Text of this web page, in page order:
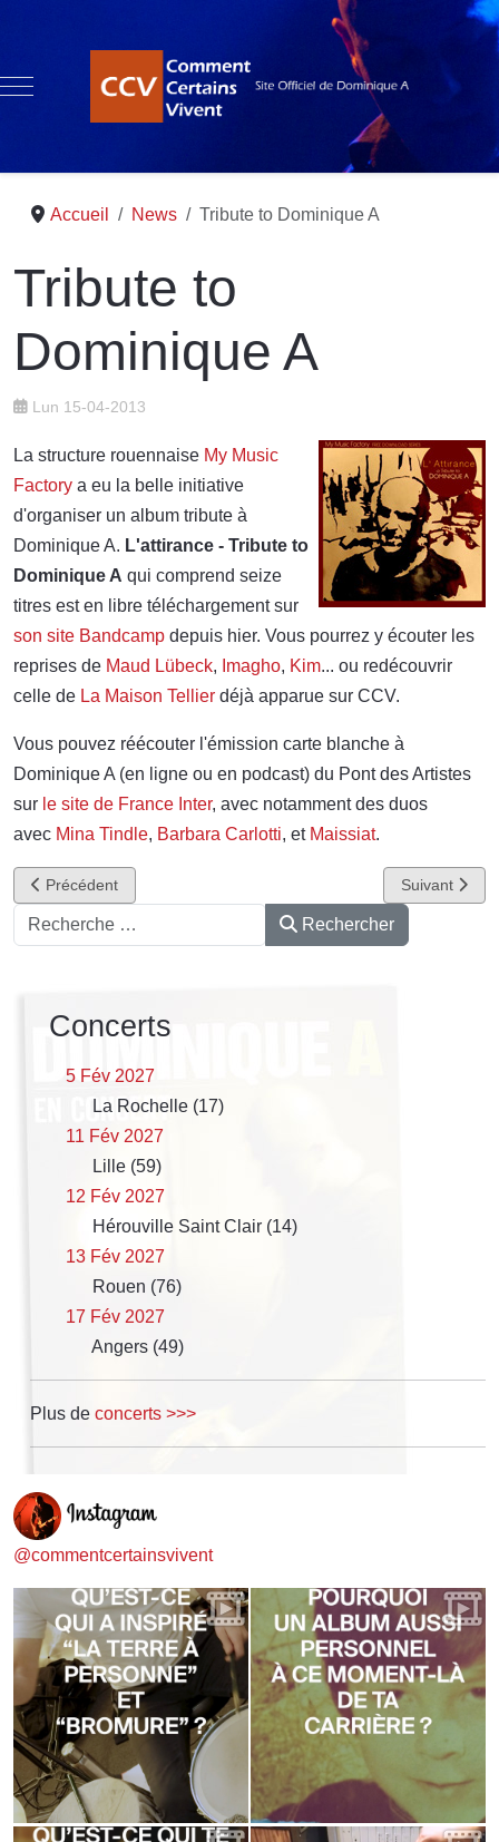
Mobile Menu Toggle
Accueil News Tribute to Dominique A
Tribute to
Dominique A
Lun 15-04-2013
La structure rouennaise My Music
Factory a eu la belle initiative
d'organiser un album tribute à
Dominique A. L'attirance - Tribute to
Dominique A qui comprend seize
titres est en libre téléchargement sur
son site Bandcamp depuis hier. Vous pourrez y écouter les
reprises de Maud Lübeck, Imagho, Kim... ou redécouvrir
celle de La Maison Tellier déjà apparue sur CCV.
Vous pouvez réécouter l'émission carte blanche à
Dominique A (en ligne ou en podcast) du Pont des Artistes
sur le site de France Inter, avec notamment des duos
avec Mina Tindle, Barbara Carlotti, et Maissiat.
Article précédent : Dominique A au Katorza
Précédent Article
Suivant
Rechercher Rechercher
Concerts
5 Fév 2027
La Rochelle (17)
11 Fév 2027
Lille (59)
12 Fév 2027
Hérouville Saint Clair (14)
13 Fév 2027
Rouen (76)
17 Fév 2027
Angers (49)
Plus de concerts >>>
@commentcertainsvivent